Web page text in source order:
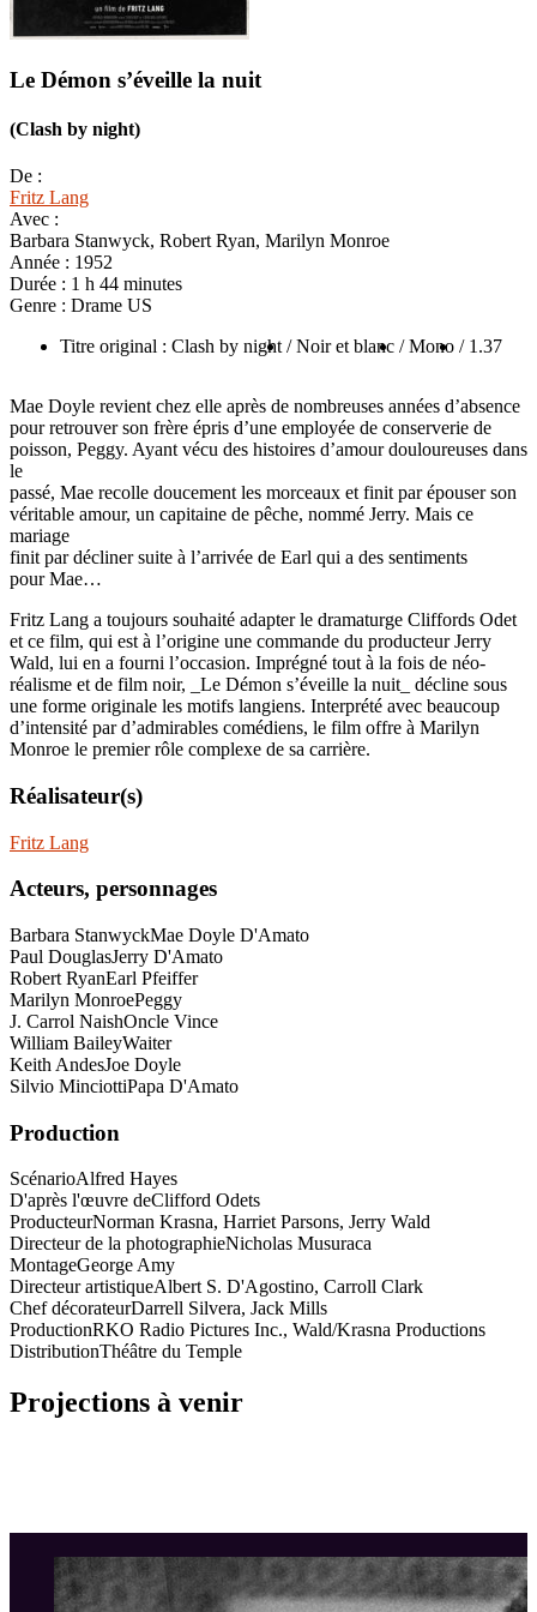
Le Démon s’éveille la nuit
(Clash by night)
De :
Fritz Lang
Avec :
Barbara Stanwyck, Robert Ryan, Marilyn Monroe
Année : 1952
Durée : 1 h 44 minutes
Genre : Drame US
Titre original : Clash by night / Noir et blanc / Mono / 1.37
Mae Doyle revient chez elle après de nombreuses années d’absence
pour retrouver son frère épris d’une employée de conserverie de
poisson, Peggy. Ayant vécu des histoires d’amour douloureuses dans
le
passé, Mae recolle doucement les morceaux et finit par épouser son
véritable amour, un capitaine de pêche, nommé Jerry. Mais ce
mariage
finit par décliner suite à l’arrivée de Earl qui a des sentiments
pour Mae…
Fritz Lang a toujours souhaité adapter le dramaturge Cliffords Odet
et ce film, qui est à l’origine une commande du producteur Jerry
Wald, lui en a fourni l’occasion. Imprégné tout à la fois de néo-
réalisme et de film noir, _Le Démon s’éveille la nuit_ décline sous
une forme originale les motifs langiens. Interprété avec beaucoup
d’intensité par d’admirables comédiens, le film offre à Marilyn
Monroe le premier rôle complexe de sa carrière.
Réalisateur(s)
Fritz Lang
Acteurs, personnages
Barbara StanwyckMae Doyle D'Amato
Paul DouglasJerry D'Amato
Robert RyanEarl Pfeiffer
Marilyn MonroePeggy
J. Carrol NaishOncle Vince
William BaileyWaiter
Keith AndesJoe Doyle
Silvio MinciottiPapa D'Amato
Production
ScénarioAlfred Hayes
D'après l'œuvre deClifford Odets
ProducteurNorman Krasna, Harriet Parsons, Jerry Wald
Directeur de la photographieNicholas Musuraca
MontageGeorge Amy
Directeur artistiqueAlbert S. D'Agostino, Carroll Clark
Chef décorateurDarrell Silvera, Jack Mills
ProductionRKO Radio Pictures Inc., Wald/Krasna Productions
DistributionThéâtre du Temple
Projections à venir